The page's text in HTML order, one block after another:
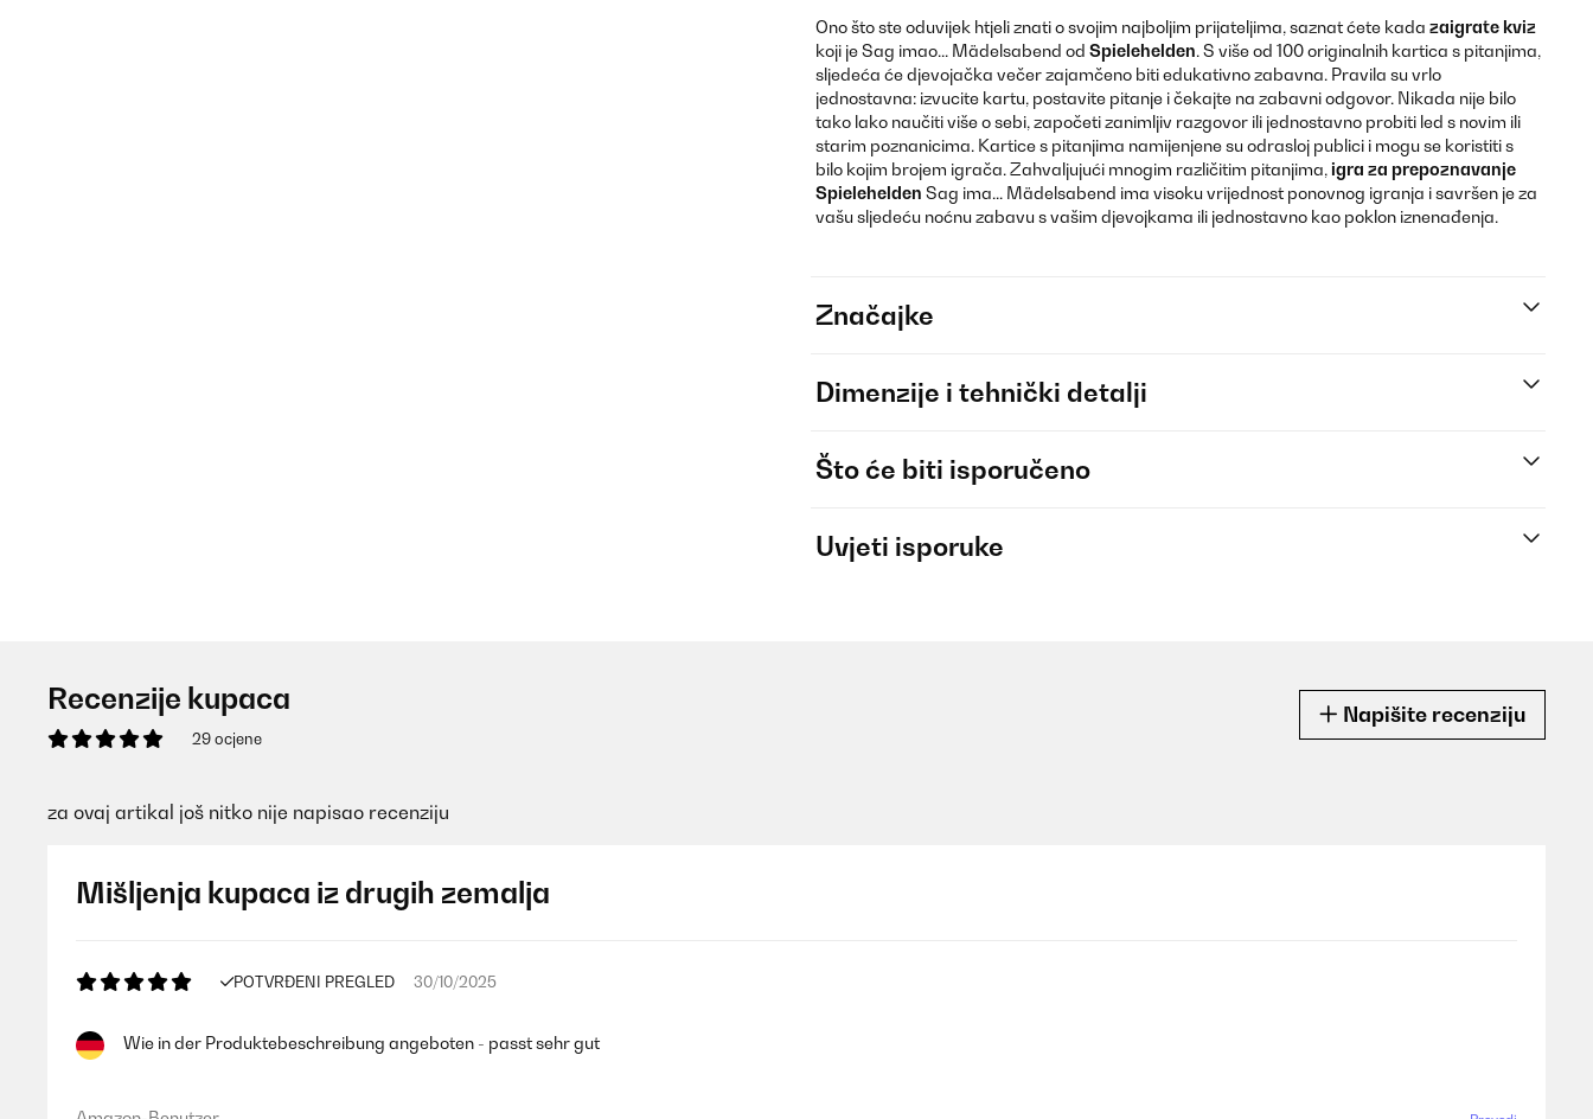
Ono što ste oduvijek htjeli znati o svojim najboljim prijateljima, saznat ćete kada zaigrate kviz
koji je Sag imao... Mädelsabend od Spielehelden. S više od 100 originalnih kartica s pitanjima,
sljedeća će djevojačka večer zajamčeno biti edukativno zabavna. Pravila su vrlo
jednostavna: izvucite kartu, postavite pitanje i čekajte na zabavni odgovor. Nikada nije bilo
tako lako naučiti više o sebi, započeti zanimljiv razgovor ili jednostavno probiti led s novim ili
starim poznanicima. Kartice s pitanjima namijenjene su odrasloj publici i mogu se koristiti s
bilo kojim brojem igrača. Zahvaljujući mnogim različitim pitanjima, igra za prepoznavanje
Spielehelden Sag ima... Mädelsabend ima visoku vrijednost ponovnog igranja i savršen je za
vašu sljedeću noćnu zabavu s vašim djevojkama ili jednostavno kao poklon iznenađenja.
Značajke
Dimenzije i tehnički detalji
Što će biti isporučeno
Uvjeti isporuke
Recenzije kupaca
29 ocjene
Napišite recenziju
za ovaj artikal još nitko nije napisao recenziju
Mišljenja kupaca iz drugih zemalja
POTVRĐENI PREGLED 30/10/2025
Wie in der Produktebeschreibung angeboten - passt sehr gut